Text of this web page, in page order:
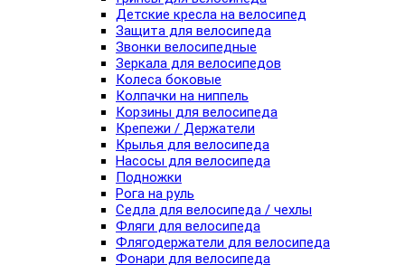
Детские кресла на велосипед
Защита для велосипеда
Звонки велосипедные
Зеркала для велосипедов
Колеса боковые
Колпачки на ниппель
Корзины для велосипеда
Крепежи / Держатели
Крылья для велосипеда
Насосы для велосипеда
Подножки
Рога на руль
Седла для велосипеда / чехлы
Фляги для велосипеда
Флягодержатели для велосипеда
Фонари для велосипеда